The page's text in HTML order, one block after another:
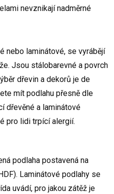
nevznikají nadměrné
nebo laminátové, se vyrábějí
Jsou stálobarevné a povrch
dřevin a dekorů je de
mít podlahu přesně dle
dřevěné a laminátové
pro lidi trpící alergií.
podlaha postavená na
Laminátové podlahy se
uvádí, pro jakou zátěž je